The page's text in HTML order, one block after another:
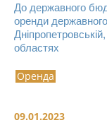
До державного
оренди
областях
Оренда
09.01.2023